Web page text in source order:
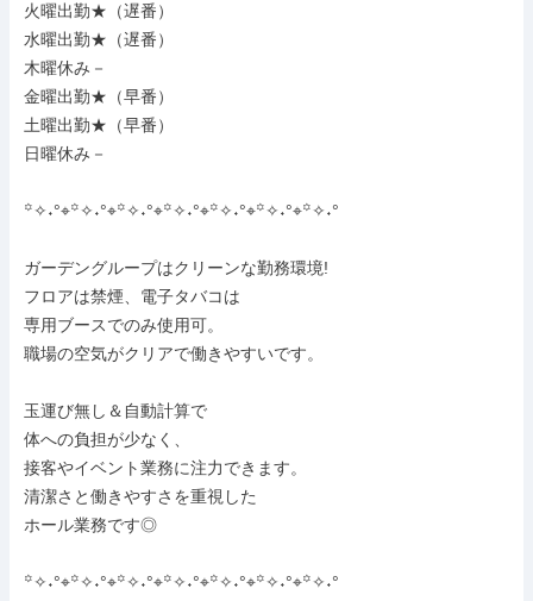
火曜出勤★（遅番）
水曜出勤★（遅番）
木曜休み－
金曜出勤★（早番）
土曜出勤★（早番）
日曜休み－
꙳✧˖°⌖꙳✧˖°⌖꙳✧˖°⌖꙳✧˖°⌖꙳✧˖°⌖꙳✧˖°⌖꙳✧˖°
ガーデングループはクリーンな勤務環境!
フロアは禁煙、電子タバコは
専用ブースでのみ使用可。
職場の空気がクリアで働きやすいです。
玉運び無し＆自動計算で
体への負担が少なく、
接客やイベント業務に注力できます。
清潔さと働きやすさを重視した
ホール業務です◎
꙳✧˖°⌖꙳✧˖°⌖꙳✧˖°⌖꙳✧˖°⌖꙳✧˖°⌖꙳✧˖°⌖꙳✧˖°